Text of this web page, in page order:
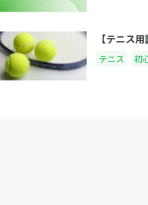
【テニス
テニス 初